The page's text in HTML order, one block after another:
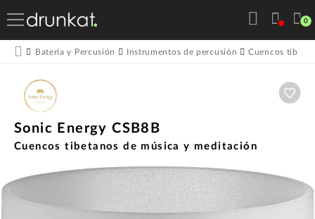
0
Batería y Percusión Instrumentos de percusión Cuencos
Sonic Energy CSB8B
Cuencos tibetanos de música y meditación